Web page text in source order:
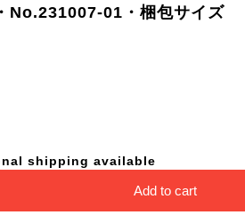
No.231007-01・梱包サイズ
shipping available
Add to cart